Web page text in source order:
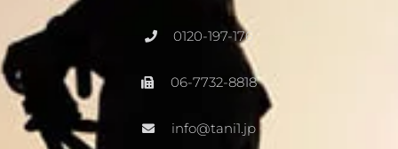
0120-197-176
06-7732-8818
info@tani1.jp